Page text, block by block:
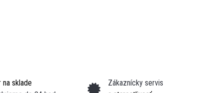
na sklade
Zákaznícky servis